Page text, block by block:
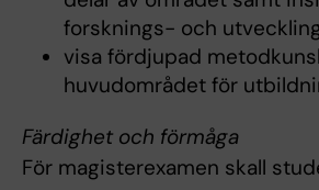
forsknings- och
visa fördjupad
huvudområdet för
Färdighet och förmåga
För magisterexamen skall